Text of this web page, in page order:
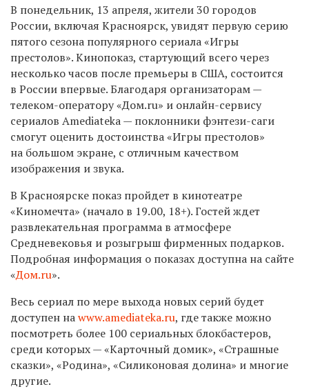
В понедельник, 13 апреля, жители 30 городов
России, включая Красноярск, увидят первую серию
пятого сезона популярного сериала «Игры
престолов». Кинопоказ, стартующий всего через
несколько часов после премьеры в США, состоится
в России впервые. Благодаря организаторам —
телеком-оператору «Дом.ru» и онлайн-сервису
сериалов Amediateka — поклонники фэнтези-саги
смогут оценить достоинства «Игры престолов»
на большом экране, с отличным качеством
изображения и звука.
В Красноярске показ пройдет в кинотеатре
«Киномечта» (начало в 19.00, 18+). Гостей ждет
развлекательная программа в атмосфере
Средневековья и розыгрыш фирменных подарков.
Подробная информация о показах доступна на сайте
«Дом.ru».
Весь сериал по мере выхода новых серий будет
доступен наwww.amediateka.ru, где также можно
посмотреть более 100 сериальных блокбастеров,
среди которых — «Карточный домик», «Страшные
сказки», «Родина», «Силиконовая долина» и многие
другие.